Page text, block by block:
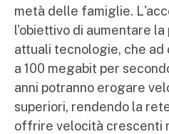
metà delle famiglie.
l'obiettivo di aumentare
attuali tecnologie, che
a 100 megabit per
anni potranno erogare
superiori, rendendo la
offrire velocità crescenti